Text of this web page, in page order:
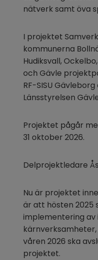
nätverk samt öva
I projektet
kommunerna
Hudiksvall,
och Gävle
RF-SISU
Länsstyrelsen
Projektet pågår
31 oktober 2026.
Delprojektledare
Nu är projektet
är att hösten 2025
implementering av
kärnverksamheter,
våren 2026 ska
projektet.